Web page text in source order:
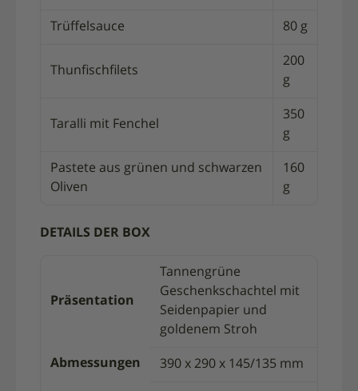
Trüffelsauce 80 g
Thunfischfilets
200
g
Taralli mit Fenchel
350
g
Pastete aus grünen und schwarzen
Oliven
160
g
DETAILS DER BOX
Präsentation
Tannengrüne
Geschenkschachtel mit
Seidenpapier und
goldenem Stroh
Abmessungen 390 x 290 x 145/135 mm